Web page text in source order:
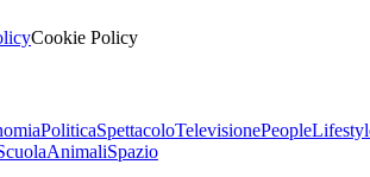
Cookie Policy
PoliticaSpettacoloTelevisionePeople
AnimaliSpazio